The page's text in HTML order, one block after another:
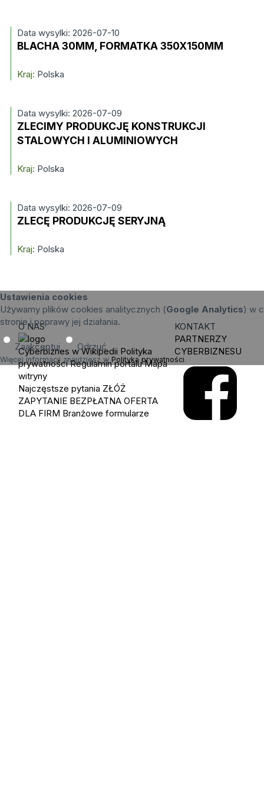
Data wysylki: 2026-07-10
BLACHA 30MM, FORMATKA 350X150MM
Kraj: Polska
Data wysylki: 2026-07-09
ZLECIMY PRODUKCJĘ KONSTRUKCJI
STALOWYCH I ALUMINIOWYCH
Kraj: Polska
Data wysylki: 2026-07-09
ZLECĘ PRODUKCJĘ SERYJNĄ
Kraj: Polska
Ustawienia cookies
Używamy plików cookies analitycznych (Google Analytics) w
stronie i poprawy jej działania.
Zaakceptuj Odrzuć
Więcej informacji znajdziesz w Polityka prywatności.
O NAS
Cyberbiznes w Wikipedii Polityka
prywatności Regulamin portalu Mapa
witryny
Najczęstsze pytania ZŁÓŻ
ZAPYTANIE BEZPŁATNA OFERTA
DLA FIRM Branżowe formularze
KONTAKT
PARTNERZY
CYBERBIZNESU